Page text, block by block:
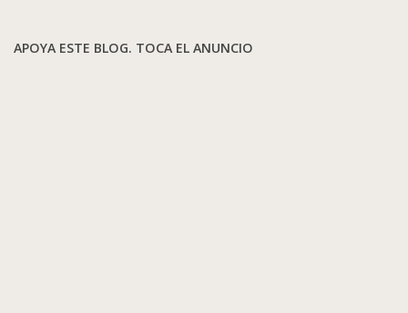
APOYA ESTE BLOG. TOCA EL ANUNCIO